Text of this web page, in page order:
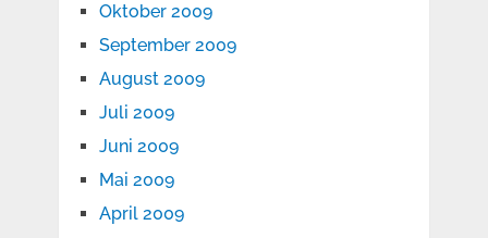
Oktober 2009
September 2009
August 2009
Juli 2009
Juni 2009
Mai 2009
April 2009